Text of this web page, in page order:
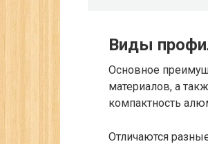
Виды
Основное
материалов, а
компактность
Отличаются